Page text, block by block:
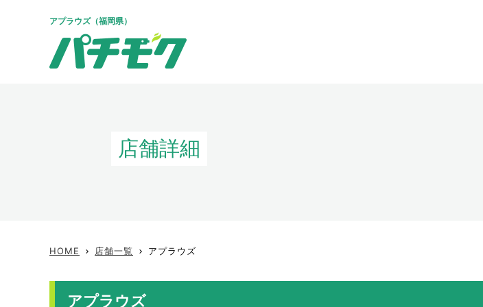
アプラウズ（福岡県）
店舗詳細
HOME keyboard_arrow_right 店舗一覧 keyboard_arrow_right アプラウズ
アプラウズ